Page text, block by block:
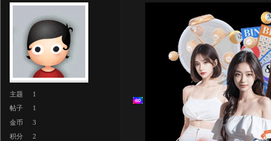
主题
1
帖子
1
金币
3
积分
2